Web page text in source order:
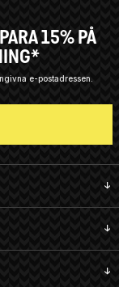
15% PÅ
e-postadressen.